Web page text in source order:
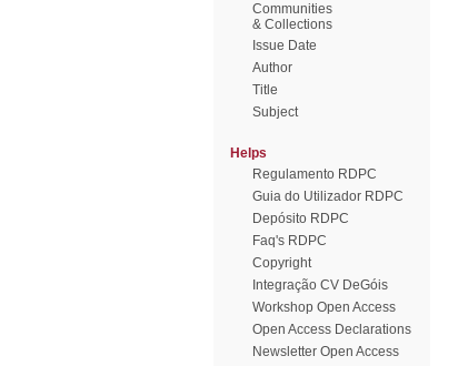
Communities
& Collections
Issue Date
Author
Title
Subject
Helps
Regulamento RDPC
Guia do Utilizador RDPC
Depósito RDPC
Faq's RDPC
Copyright
Integração CV DeGóis
Workshop Open Access
Open Access Declarations
Newsletter Open Access